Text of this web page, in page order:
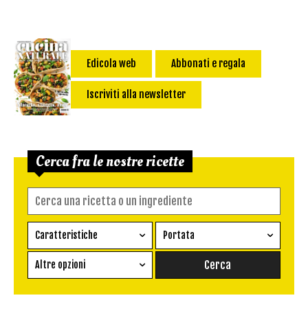
Edicola web Abbonati e regala
Iscriviti alla newsletter
Cerca fra le nostre ricette
Caratteristiche
Ricetta vegetariana
Senza glutine
Portata
Conserva
Altre opzioni